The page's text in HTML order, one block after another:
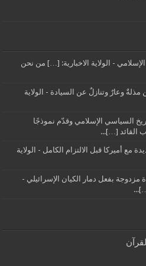
- الولاية الاخبارية: […] من نحن
وعارٌ وتنازلٌ عن السيادة - الولاية
السياسي الإسلامي وقدّم نموذجًا
القائد […]...
مع أميركا قبل الالتزام الكامل - الولاية
بفعل دمار الكيان الإسرائيلي -